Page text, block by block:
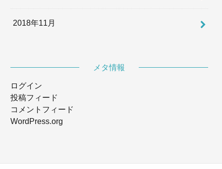
2018年11月
メタ情報
ログイン
投稿フィード
コメントフィード
WordPress.org